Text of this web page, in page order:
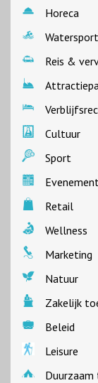
Horeca
Watersport
Reis &
Cultuur
Sport
Retail
Wellness
Marketing
Natuur
Zakelijk
Beleid
Leisure
Duurzaam